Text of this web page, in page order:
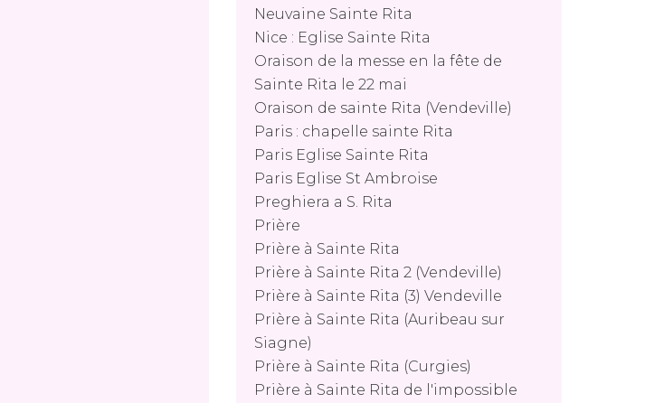
Neuvaine Sainte Rita
Nice : Eglise Sainte Rita
Oraison de la messe en la fête de
Sainte Rita le 22 mai
Oraison de sainte Rita (Vendeville)
Paris : chapelle sainte Rita
Paris Eglise Sainte Rita
Paris Eglise St Ambroise
Preghiera a S. Rita
Prière
Prière à Sainte Rita
Prière à Sainte Rita 2 (Vendeville)
Prière à Sainte Rita (3) Vendeville
Prière à Sainte Rita (Auribeau sur
Siagne)
Prière à Sainte Rita (Curgies)
Prière à Sainte Rita de l'impossible